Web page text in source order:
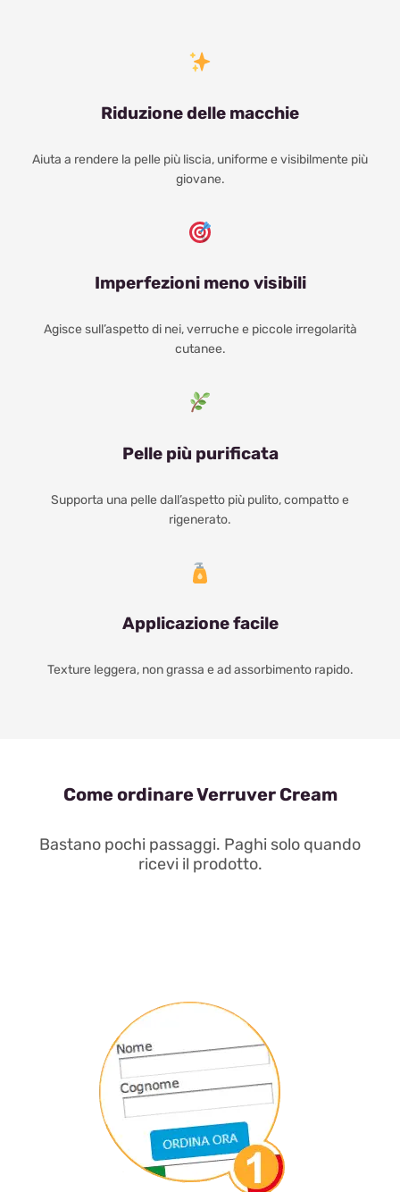
Riduzione delle macchie
Aiuta a rendere la pelle più liscia, uniforme e visibilmente più
giovane.
Imperfezioni meno visibili
Agisce sull’aspetto di nei, verruche e piccole irregolarità
cutanee.
Pelle più purificata
Supporta una pelle dall’aspetto più pulito, compatto e
rigenerato.
Applicazione facile
Texture leggera, non grassa e ad assorbimento rapido.
Come ordinare Verruver Cream
Bastano pochi passaggi. Paghi solo quando
ricevi il prodotto.